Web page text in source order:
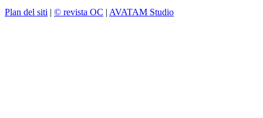
Plan del siti | © revista OC | AVATAM Studio